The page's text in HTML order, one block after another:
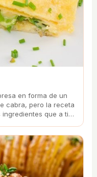
en forma de un
cabra, pero la receta
que a ti